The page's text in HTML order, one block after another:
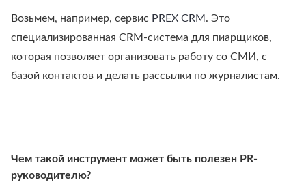
Возьмем, например, сервис PREX CRM . Это
специализированная CRM-система для пиарщиков,
которая позволяет организовать работу со СМИ, с
базой контактов и делать рассылки по журналистам.
Чем такой инструмент может быть полезен PR-
руководителю?